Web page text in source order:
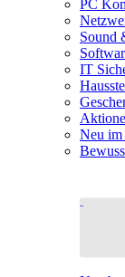
PC
Sound
IT
Neu im